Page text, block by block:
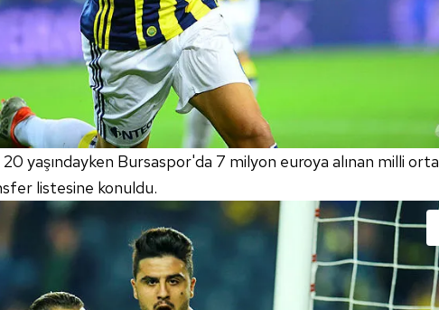
20 yaşındayken Bursaspor'da 7 milyon euroya alınan milli orta
listesine konuldu.